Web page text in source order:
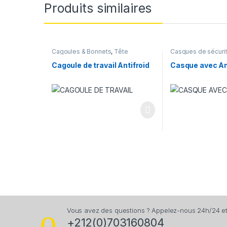
Produits similaires
Cagoules & Bonnets, Tête
Cagoule de travail Antifroid
Casques de
Casque avec
Vous avez des questions ? Appelez-nous 24h/24
+212(0)703160804